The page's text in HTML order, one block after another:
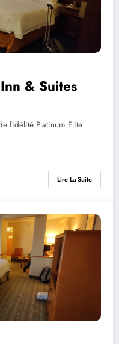
& Suites
fidélité Platinum Elite
Lire La Suite